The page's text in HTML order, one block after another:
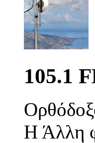
105.1
Η Άλλη